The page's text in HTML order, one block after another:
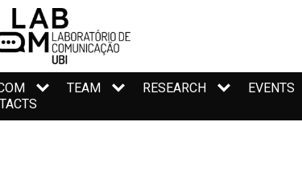
TEAM RESEARCH EVENTS